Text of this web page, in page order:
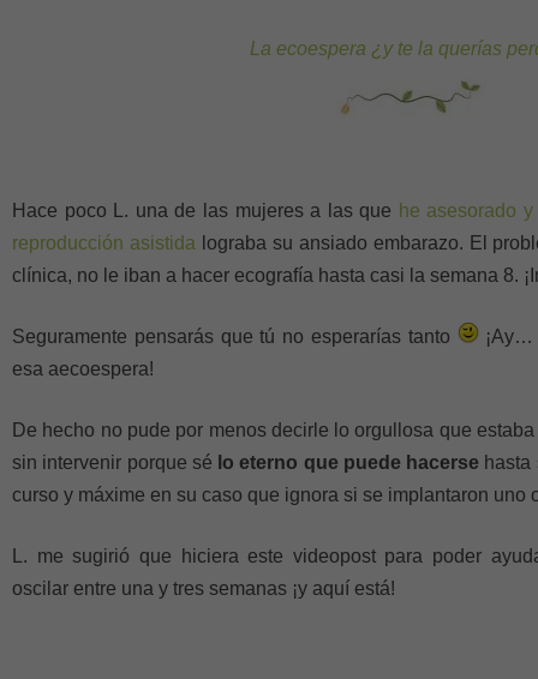
La ecoespera ¿y te la querías
Hace poco L. una de las mujeres a las que he asesorado
reproducción asistida lograba su ansiado embarazo. El
clínica, no le iban a hacer ecografía hasta casi la semana 8.
Seguramente pensarás que tú no esperarías tanto
esa aecoespera!
De hecho no pude por menos decirle lo orgullosa que
sin intervenir porque sé lo eterno que puede hacerse hasta
curso y máxime en su caso que ignora si se implantaron uno
L. me sugirió que hiciera este videopost para poder
oscilar entre una y tres semanas ¡y aquí está!